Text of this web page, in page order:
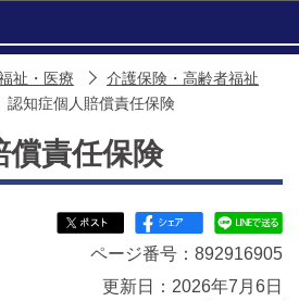
祉・医療
介護保険・高齢者福祉
認知症個人賠償責任保険
償責任保険
ページ番号：892916905
更新日：2026年7月6日